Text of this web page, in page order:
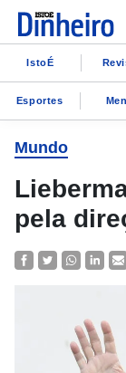
IstoÉ
Esportes
Mundo
pela